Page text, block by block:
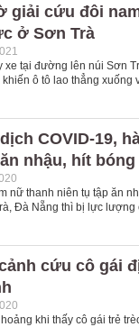
giải cứu đôi
ở Sơn Trà
xe tại đường lên núi Sơn
ô tô lao thẳng xuống
COVID-19,
nhậu, hít
nữ thanh niên tụ tập ăn
Đà Nẵng thì bị lực lượng
cứu cô gái
khi thấy cô gái trẻ